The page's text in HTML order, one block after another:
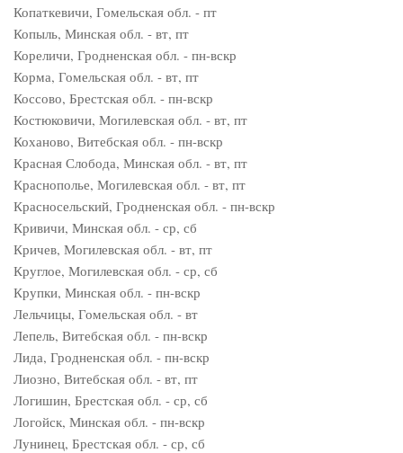
Копаткевичи, Гомельская обл. - пт
Копыль, Минская обл. - вт, пт
Кореличи, Гродненская обл. - пн-вскр
Корма, Гомельская обл. - вт, пт
Коссово, Брестская обл. - пн-вскр
Костюковичи, Могилевская обл. - вт, пт
Коханово, Витебская обл. - пн-вскр
Красная Слобода, Минская обл. - вт, пт
Краснополье, Могилевская обл. - вт, пт
Красносельский, Гродненская обл. - пн-вскр
Кривичи, Минская обл. - ср, сб
Кричев, Могилевская обл. - вт, пт
Круглое, Могилевская обл. - ср, сб
Крупки, Минская обл. - пн-вскр
Лельчицы, Гомельская обл. - вт
Лепель, Витебская обл. - пн-вскр
Лида, Гродненская обл. - пн-вскр
Лиозно, Витебская обл. - вт, пт
Логишин, Брестская обл. - ср, сб
Логойск, Минская обл. - пн-вскр
Лунинец, Брестская обл. - ср, сб